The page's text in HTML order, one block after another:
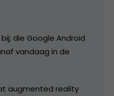
die Google Android
vandaag in de
augmented reality